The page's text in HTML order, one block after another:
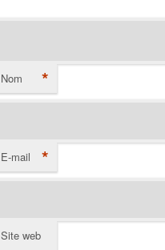
Nom *
E-mail *
Site web